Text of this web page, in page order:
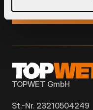
TOPWET GmbH
St.-Nr. 23210504249